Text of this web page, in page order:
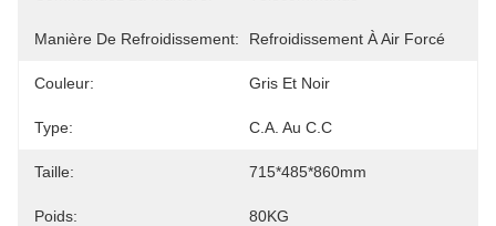
Manière De Refroidissement: Refroidissement À Air Forcé
Couleur: Gris Et Noir
Type: C.A. Au C.C
Taille: 715*485*860mm
Poids: 80KG